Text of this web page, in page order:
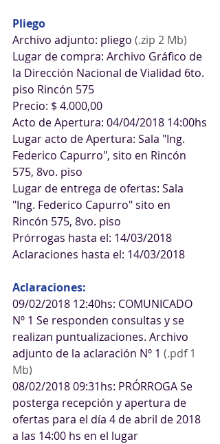
Pliego
Archivo adjunto: pliego (.zip 2 Mb)
Lugar de compra: Archivo Gráfico de
la Dirección Nacional de Vialidad 6to.
piso Rincón 575
Precio: $ 4.000,00
Acto de Apertura: 04/04/2018 14:00hs
Lugar acto de Apertura: Sala "Ing.
Federico Capurro", sito en Rincón
575, 8vo. piso
Lugar de entrega de ofertas: Sala
"Ing. Federico Capurro" sito en
Rincón 575, 8vo. piso
Prórrogas hasta el: 14/03/2018
Aclaraciones hasta el: 14/03/2018
Aclaraciones:
09/02/2018 12:40hs: COMUNICADO
Nº 1 Se responden consultas y se
realizan puntualizaciones. Archivo
adjunto de la aclaración Nº 1 (.pdf 1
Mb)
08/02/2018 09:31hs: PRÓRROGA Se
posterga recepción y apertura de
ofertas para el día 4 de abril de 2018
a las 14:00 hs en el lugar